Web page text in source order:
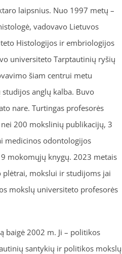
laipsnius. Nuo 1997 metų –
vadovavo Lietuvos
Histologijos ir embriologijos
universiteto Tarptautinių ryšių
šiam centrui metu
anglų kalba. Buvo
nare. Turtingas profesorės
200 mokslinių publikacijų, 3
medicinos odontologijos
mokomųjų knygų. 2023 metais
plėtrai, mokslui ir studijoms jai
mokslų universiteto profesorės
baigė 2002 m. Ji – politikos
santykių ir politikos mokslų